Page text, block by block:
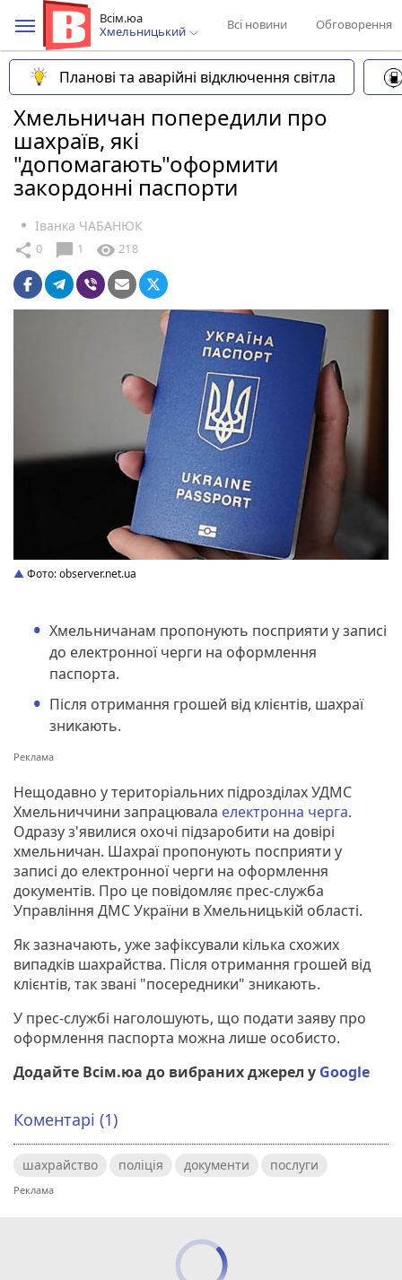
Всім.юа
Хмельницький
Всі новини Обговорення
Планові та аварійні відключення світла
Хмельничан попередили про
шахраїв, які
"допомагають"оформити
закордонні паспорти
Іванка ЧАБАНЮК
share 0 chat_bubble 1 visibility 218
Фото: observer.net.ua
Хмельничанам пропонують посприяти у записі
до електронної черги на оформлення
паспорта.
Після отримання грошей від клієнтів, шахраї
зникають.
Нещодавно у територіальних підрозділах УДМС
Хмельниччини запрацювала електронна черга.
Одразу з'явилися охочі підзаробити на довірі
хмельничан. Шахраї пропонують посприяти у
записі до електронної черги на оформлення
документів. Про це повідомляє прес-служба
Управління ДМС України в Хмельницькій області.
Як зазначають, уже зафіксували кілька схожих
випадків шахрайства. Після отримання грошей від
клієнтів, так звані "посередники" зникають.
У прес-службі наголошують, що подати заяву про
оформлення паспорта можна лише особисто.
Додайте Всім.юа до вибраних джерел у Google
Коментарі (1)
шахрайство поліція документи послуги